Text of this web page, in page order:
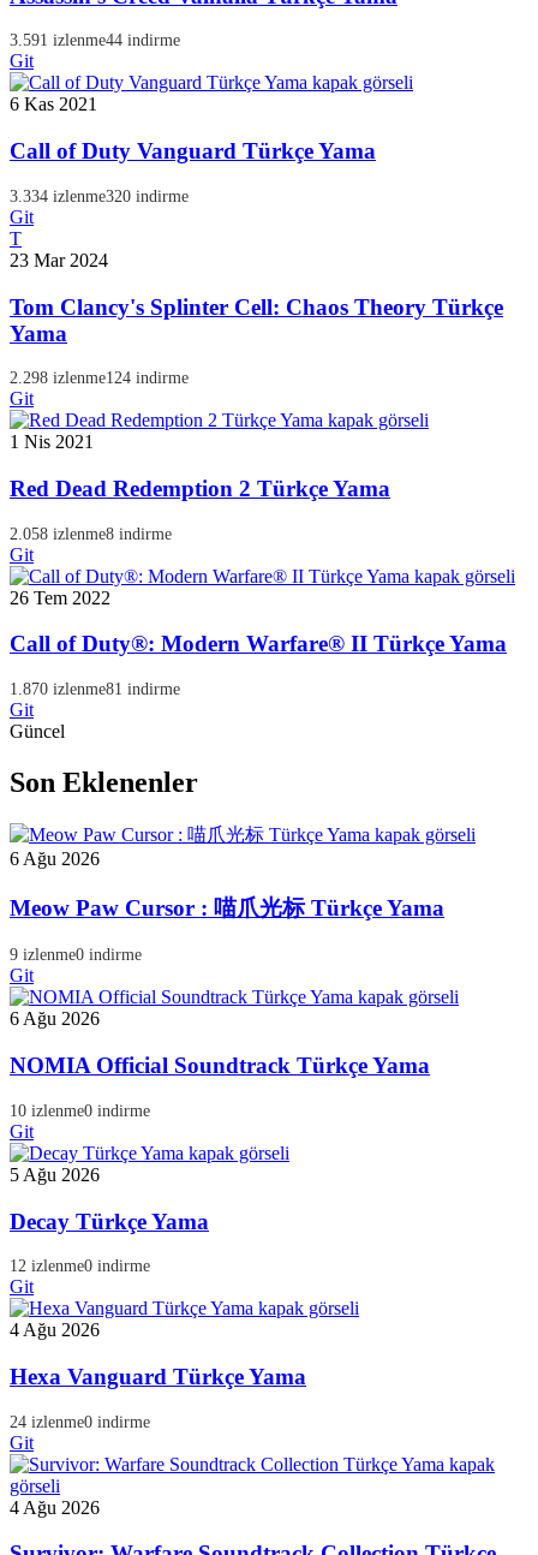
3.591 izlenme44 indirme
Git
6 Kas 2021
Call of Duty Vanguard Türkçe Yama
3.334 izlenme320 indirme
Git
T
23 Mar 2024
Tom Clancy's Splinter Cell: Chaos Theory Türkçe
Yama
2.298 izlenme124 indirme
Git
1 Nis 2021
Red Dead Redemption 2 Türkçe Yama
2.058 izlenme8 indirme
Git
26 Tem 2022
Call of Duty®: Modern Warfare® II Türkçe Yama
1.870 izlenme81 indirme
Git
Güncel
Son Eklenenler
6 Ağu 2026
Meow Paw Cursor : 喵爪光标 Türkçe Yama
9 izlenme0 indirme
Git
6 Ağu 2026
NOMIA Official Soundtrack Türkçe Yama
10 izlenme0 indirme
Git
5 Ağu 2026
Decay Türkçe Yama
12 izlenme0 indirme
Git
4 Ağu 2026
Hexa Vanguard Türkçe Yama
24 izlenme0 indirme
Git
4 Ağu 2026